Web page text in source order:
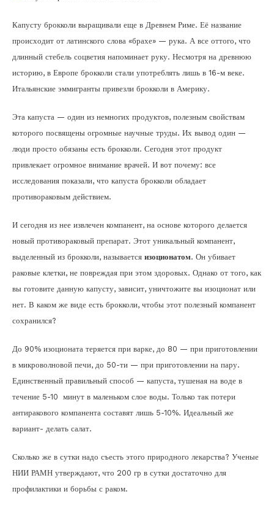
Капусту брокколи выращивали еще в Древнем Риме. Её название
происходит от латинского слова «брахе» — рука. А все оттого, что
длинный стебель соцветия напоминает руку. Несмотря на древнюю
историю, в Европе брокколи стали употреблять лишь в 16-м веке.
Итальянские эммигранты привезли брокколи в Америку.
Эта капуста — один из немногих продуктов, полезным свойствам
которого посвящены огромные научные труды. Их вывод один —
люди просто обязаны есть брокколи. Сегодня этот продукт
привлекает огромное внимание врачей. И вот почему: все
исследования показали, что капуста брокколи обладает
противораковым действием.
И сегодня из нее извлечен компанент, на основе которого делается
новый противораковый препарат. Этот уникальный компанент,
выделенный из брокколи, называется изоционатом. Он убивает
раковые клетки, не повреждая при этом здоровых. Однако от того, как
вы готовите данную капусту, зависит, уничтожите вы изоционат или
нет. В каком же виде есть брокколи, чтобы этот полезный компанент
сохранился?
До 90% изоционата теряется при варке, до 80 — при приготовлении
в микроволновой печи, до 50-ти — при приготовлении на пару.
Единственный правильный способ — капуста, тушеная на воде в
течение 5-10 минут в маленьком слое воды. Только так потери
антиракового компанента составят лишь 5-10%. Идеальный же
вариант- делать салат.
Сколько же в сутки надо съесть этого природного лекарства? Ученые
НИИ РАМН утверждают, что 200 гр в сутки достаточно для
профилактики и борьбы с раком.